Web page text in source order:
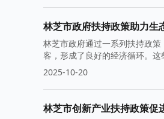
林芝市政府扶持政策助力生
林芝市政府通过一系列扶持政
客，形成了良好的经济循环。
2025-10-20
林芝市创新产业扶持政策促